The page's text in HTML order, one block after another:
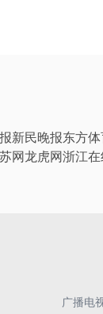
新民晚报东方
网龙虎网浙江
广播电